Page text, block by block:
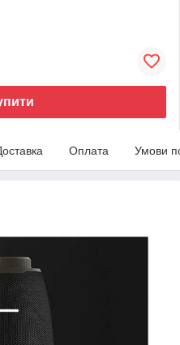
Оплата Умови